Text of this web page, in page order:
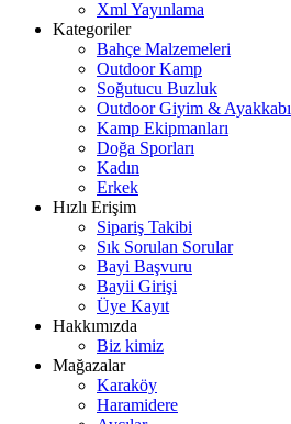
Xml Yayınlama
Kategoriler
Bahçe Malzemeleri
Outdoor Kamp
Soğutucu Buzluk
Outdoor Giyim & Ayakkabı
Kamp Ekipmanları
Doğa Sporları
Kadın
Erkek
Hızlı Erişim
Sipariş Takibi
Sık Sorulan Sorular
Bayi Başvuru
Bayii Girişi
Üye Kayıt
Hakkımızda
Biz kimiz
Mağazalar
Karaköy
Haramidere